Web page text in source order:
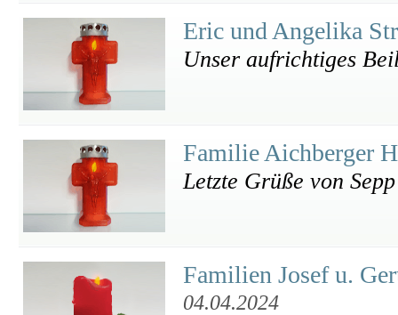
Eric und Angelika
Unser aufrichtiges
Familie Aichberger
Letzte Grüße von
Familien Josef u.
04.04.2024